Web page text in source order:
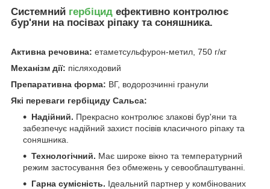
Системний гербіцид ефективно контролює
бур'яни на посівах ріпаку та соняшника.
Активна речовина: етаметсульфурон-метил, 750 г/кг
Механізм дії: післяходовий
Препаративна форма: ВГ, водорозчинні гранули
Які переваги гербіциду Сальса:
Надійний. Прекрасно контролює злакові бур'яни та
забезпечує надійний захист посівів класичного ріпаку та
соняшника.
Технологічний. Має широке вікно та температурний
режим застосування без обмежень у севооблаштуванні.
Гарна сумісність. Ідеальний партнер у комбінованих